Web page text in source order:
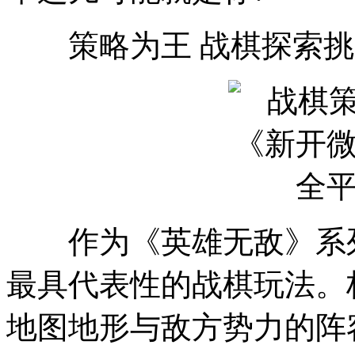
策略为王 战棋探索
作为《英雄无敌》系
最具代表性的战棋玩法
地图地形与敌方势力的